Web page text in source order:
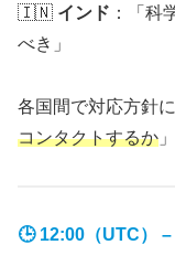
🇮🇳 インド ：「科
べき」
各国間で対応方針に
コンタクトするか
🕒 12:00（UTC）